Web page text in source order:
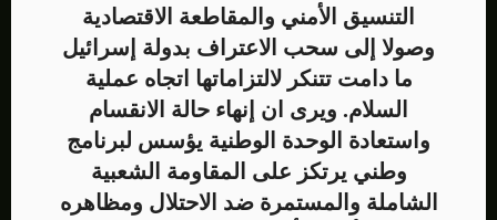
التنسيق الأمني والمقاطعة الاقتصادية
وصولا إلى سحب الاعتراف بدولة إسرائيل
ما دامت تتنكر لالتزاماتها اتجاه عملية
السلام. ويرى ان إنهاء حالة الانقسام
واستعادة الوحدة الوطنية يؤسس لبرنامج
وطني يرتكز على المقاومة الشعبية
الشاملة والمستمرة ضد الاحتلال ومظاهره